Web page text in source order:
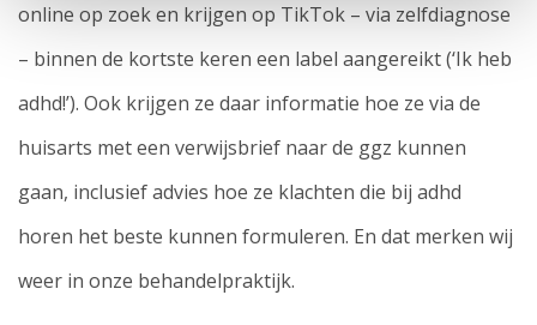
online op zoek en krijgen op TikTok – via zelfdiagnose
– binnen de kortste keren een label aangereikt (‘Ik heb
adhd!’). Ook krijgen ze daar informatie hoe ze via de
huisarts met een verwijsbrief naar de ggz kunnen
gaan, inclusief advies hoe ze klachten die bij adhd
horen het beste kunnen formuleren. En dat merken wij
weer in onze behandelpraktijk.